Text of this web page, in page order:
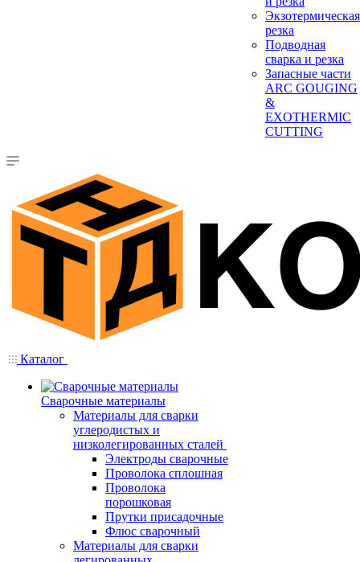
Экзотермическая
резка
Подводная
сварка и резка
Запасные части
ARC GOUGING
&
EXOTHERMIC
CUTTING
Каталог
Сварочные материалы
Материалы для сварки
углеродистых и
низколегированных сталей
Электроды сварочные
Проволока сплошная
Проволока
порошковая
Прутки присадочные
Флюс сварочный
Материалы для сварки